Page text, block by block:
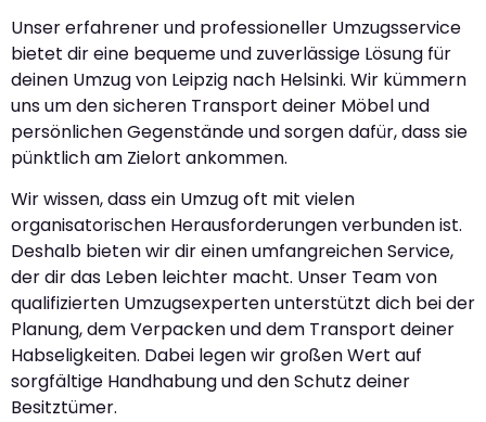
Unser erfahrener und professioneller Umzugsservice
bietet dir eine bequeme und zuverlässige Lösung für
deinen Umzug von Leipzig nach Helsinki. Wir kümmern
uns um den sicheren Transport deiner Möbel und
persönlichen Gegenstände und sorgen dafür, dass sie
pünktlich am Zielort ankommen.
Wir wissen, dass ein Umzug oft mit vielen
organisatorischen Herausforderungen verbunden ist.
Deshalb bieten wir dir einen umfangreichen Service,
der dir das Leben leichter macht. Unser Team von
qualifizierten Umzugsexperten unterstützt dich bei der
Planung, dem Verpacken und dem Transport deiner
Habseligkeiten. Dabei legen wir großen Wert auf
sorgfältige Handhabung und den Schutz deiner
Besitztümer.